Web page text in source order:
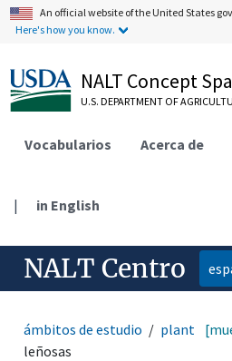
An official website of the United States
Here's how you know.
NALT Concept
U.S. DEPARTMENT OF
Vocabularios Acerca de
| in English
NALT Centro
ámbitos de estudio plantas
leñosas